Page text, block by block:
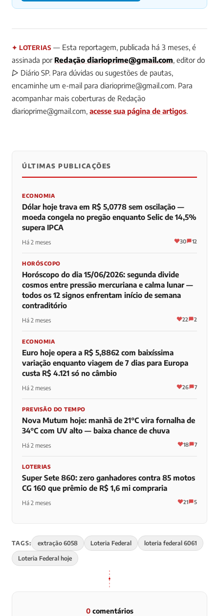
✦ LOTERIAS — Esta reportagem, publicada há 3 meses, é
assinada por Redação diarioprime@gmail.com, editor do
▷ Diário SP. Para dúvidas ou sugestões de pautas,
encaminhe um e-mail para diarioprime@gmail.com. Para
acompanhar mais coberturas de Redação
diarioprime@gmail.com, acesse sua página de artigos.
0 0 0
ÚLTIMAS PUBLICAÇÕES
ECONOMIA
Dólar hoje trava em R$ 5,0778 sem oscilação —
moeda congela no pregão enquanto Selic de 14,5%
supera IPCA
Há 2 meses 30 12
HORÓSCOPO
Horóscopo do dia 15/06/2026: segunda divide
cosmos entre pressão mercuriana e calma lunar —
todos os 12 signos enfrentam início de semana
contraditório
Há 2 meses 22 2
ECONOMIA
Euro hoje opera a R$ 5,8862 com baixíssima
variação enquanto viagem de 7 dias para Europa
custa R$ 4.121 só no câmbio
Há 2 meses 26 7
PREVISÃO DO TEMPO
Nova Mutum hoje: manhã de 21°C vira fornalha de
34°C com UV alto — baixa chance de chuva
Há 2 meses 18 7
LOTERIAS
Super Sete 860: zero ganhadores contra 85 motos
CG 160 que prêmio de R$ 1,6 mi compraria
Há 2 meses 21 5
TAGS: extração 6058 Loteria Federal loteria federal 6061
Loteria Federal hoje
0comentários